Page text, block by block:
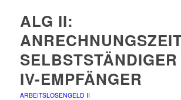
ALG II:
IV-EMPFÄNGER
ARBEITSLOSENGELD II